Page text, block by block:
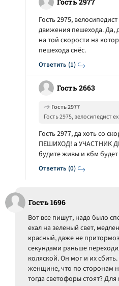
Ответить (1)
Гость 2975,
движения пешехода. Да,
на той скорости на
пешехода снёс.
Гость 2663
Ответить (0)
Гость 2977
Гость 2975, велосипедист
пешехода. Да, должен, но
на которой он ехал, так же
Гость 2977, да хоть со
ПЕШИХОД! а УЧАСТНИК
будите живы и кбм
Гость 1696
Вот все пишут, надо было
ехал на зеленый свет,
красный, даже не
секундами раньше
коляской. Он мог и их
женщине, что по сторонам
тогда светофоры стоят? Для